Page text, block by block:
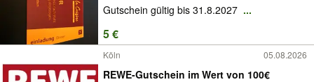
Gutschein gültig bis 31.8.2027 ...
5 €
Köln 05.08.2026
REWE-Gutschein im Wert von 100€